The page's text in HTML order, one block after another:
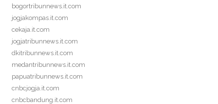
bogortribunnews.it.com
jogjakompas.it.com
cekaja.it.com
jogjatribunnews.it.com
dkitribunnews.it.com
medantribunnews.it.com
papuatribunnews.it.com
cnbcjogja.it.com
cnbcbandung.it.com